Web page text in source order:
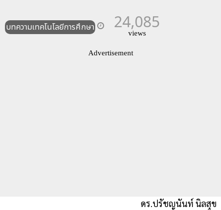
บทความเทคโนโลยีการศึกษา 24,085
views
Advertisement
ดร.ปรัชญนันท์ นิลสุข